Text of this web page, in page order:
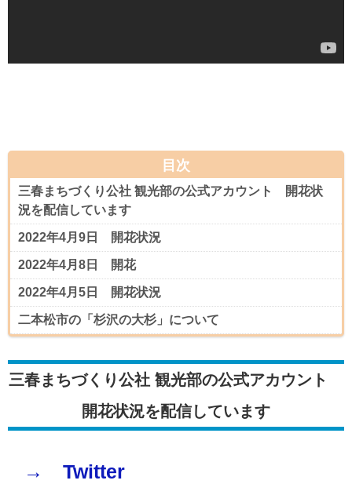
目次
三春まちづくり公社 観光部の公式アカウント 開花状
況を配信しています
2022年4月9日 開花状況
2022年4月8日 開花
2022年4月5日 開花状況
二本松市の「杉沢の大杉」について
三春まちづくり公社 観光部の公式アカウント
開花状況を配信しています
→ Twitter